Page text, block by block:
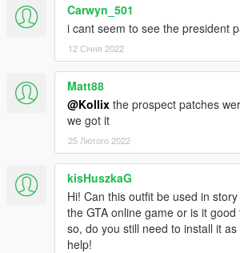
Carwyn_501
i cant seem to see the president
12 Січня 2022
Matt88
@Kollix the prospect patches
we got it
25 Лютого 2022
kisHuszkaG
Hi! Can this outfit be used in
the GTA online game or is it
so, do you still need to install it
help!